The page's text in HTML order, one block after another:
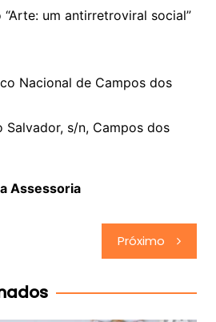
um antirretroviral social”
Nacional de Campos dos
Salvador, s/n, Campos dos
Assessoria
Próximo